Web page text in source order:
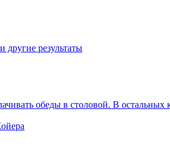
результаты
обеды в столовой. В